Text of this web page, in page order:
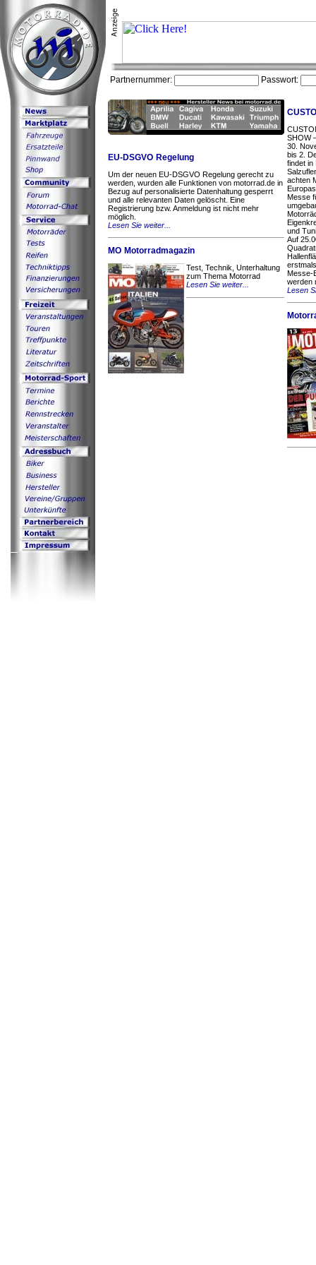
Partnernummer: Passwort:
EU-DSGVO Regelung
Um der neuen EU-DSGVO Regelung gerecht zu
werden, wurden alle Funktionen von motorrad.de in
Bezug auf personalisierte Datenhaltung gesperrt
und alle relevanten Daten gelöscht. Eine
Registrierung bzw. Anmeldung ist nicht mehr
möglich.
Lesen Sie weiter...
MO Motorradmagazin
Test, Technik, Unterhaltung
zum Thema Motorrad
Lesen Sie weiter...
SHOW
30.
bis 2.
findet in
achten
Messe
und
Auf
Messe-
werden
Lesen